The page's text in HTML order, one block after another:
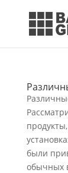
были
обычных